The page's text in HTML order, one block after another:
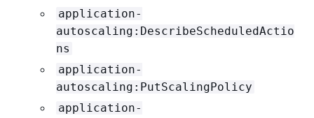
application-
autoscaling:DescribeScheduledActio
ns
application-
autoscaling:PutScalingPolicy
application-